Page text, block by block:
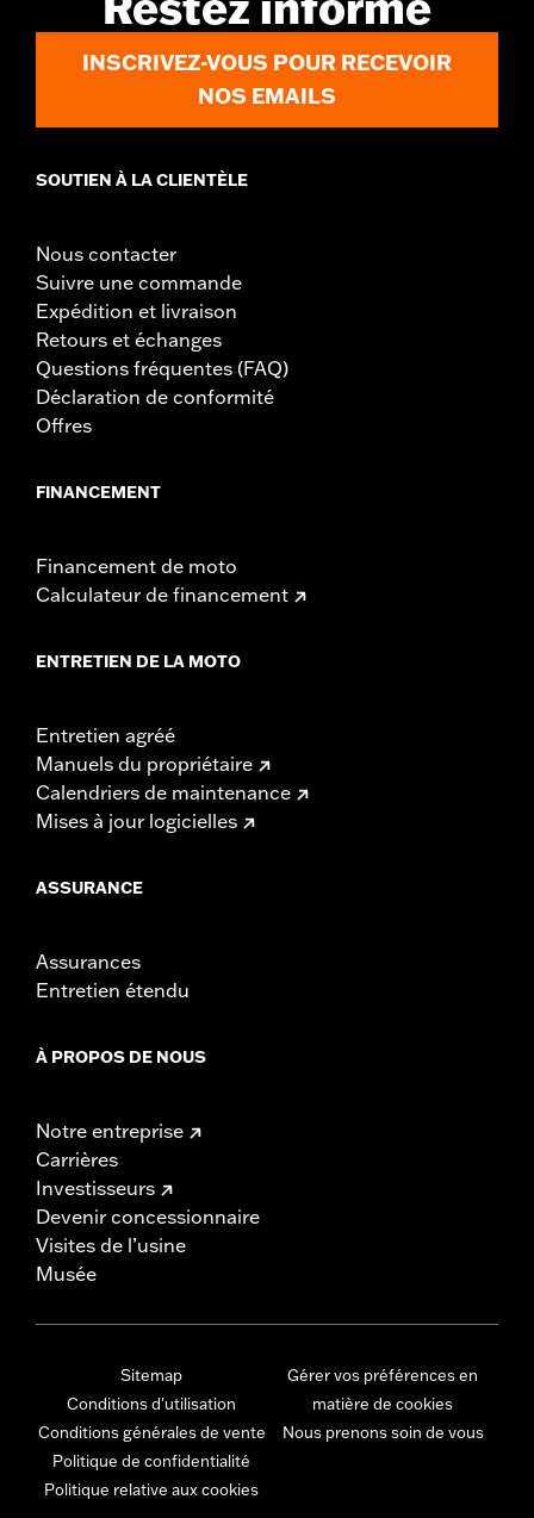
INSCRIVEZ-VOUS POUR RECEVOIR
NOS EMAILS
SOUTIEN À LA CLIENTÈLE
Nous contacter
Suivre une commande
Expédition et livraison
Retours et échanges
Questions fréquentes (FAQ)
Déclaration de conformité
Offres
FINANCEMENT
Financement de moto
Calculateur de financement
ENTRETIEN DE LA MOTO
Entretien agréé
Manuels du propriétaire
Calendriers de maintenance
Mises à jour logicielles
ASSURANCE
Assurances
Entretien étendu
À PROPOS DE NOUS
Notre entreprise
Carrières
Investisseurs
Devenir concessionnaire
Visites de l’usine
Musée
Sitemap
Conditions d'utilisation
Conditions générales de vente
Politique de confidentialité
Politique relative aux cookies
Gérer vos préférences en
matière de cookies
Nous prenons soin de vous